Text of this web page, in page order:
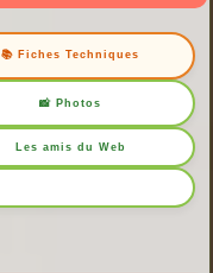
📚 Fiches Techniques
📸 Photos
Les amis du Web